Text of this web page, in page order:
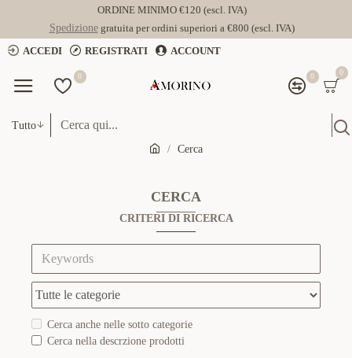
ORDINE MINIMO €120 (escl. IVA)
Spedizionegratuita per ordini superiori a €800 (escl. IVA)
ACCEDI
REGISTRATI ACCOUNT
0 0 0
Tutto
Cerca
CERCA
CRITERI DI RICERCA
Cerca anche nelle sotto categorie
Cerca nella descrzione prodotti